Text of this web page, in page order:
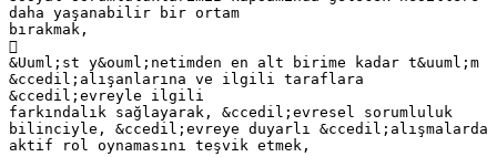
daha yaşanabilir bir ortam
bırakmak,

&Uuml;st y&ouml;netimden en alt birime kadar t&uuml;m
&ccedil;alışanlarına ve ilgili taraflara
&ccedil;evreyle ilgili
farkındalık sağlayarak, &ccedil;evresel sorumluluk
bilinciyle, &ccedil;evreye duyarlı &ccedil;alışmalarda
aktif rol oynamasını teşvik etmek,